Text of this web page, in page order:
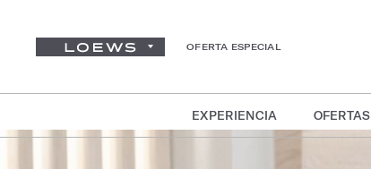
OFERTA ESPECIAL
EXPERIENCIA OFERTAS